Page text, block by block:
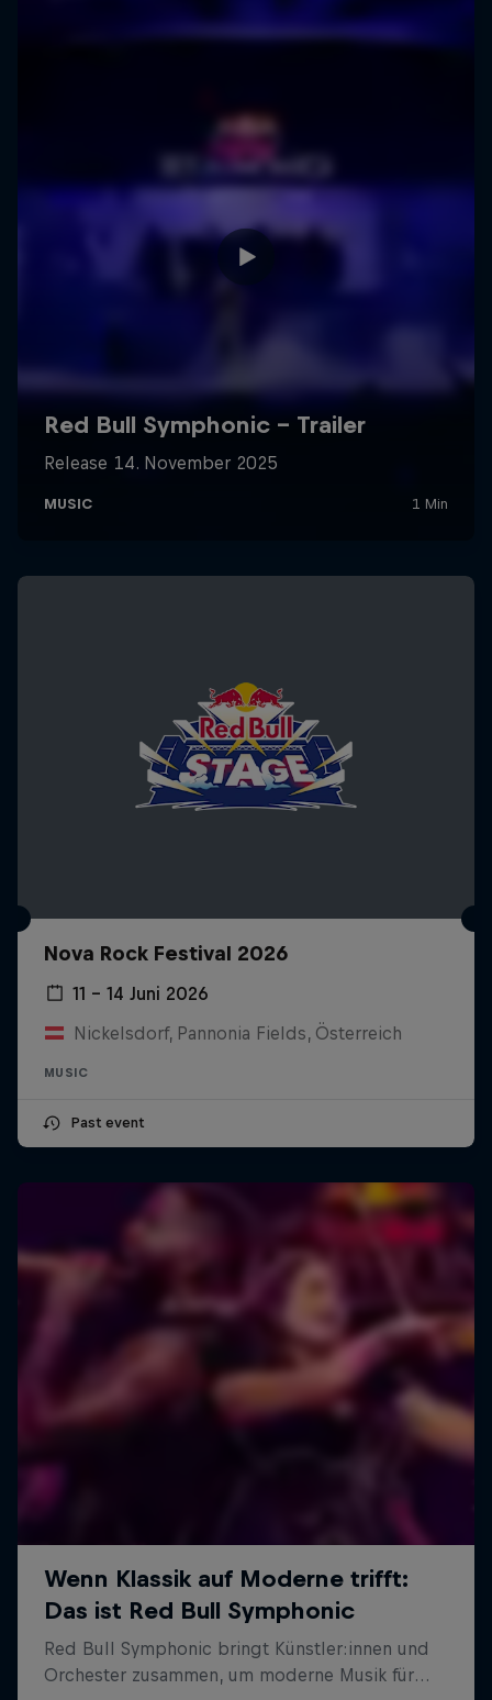
Nova Rock Festival 2026
11 – 14 Juni 2026
Nickelsdorf, Pannonia Fields, Österreich
MUSIC
Past event